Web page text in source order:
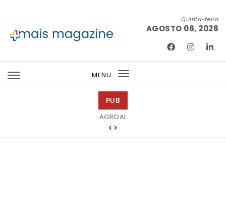
Quinta-feira
AGOSTO 06, 2026
MENU
Toggle
PUB
Tintas 2000